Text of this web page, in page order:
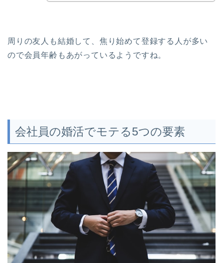
周りの友人も結婚して、焦り始めて登録する人が多い
ので会員年齢もあがっているようですね。
会社員の婚活でモテる5つの要素